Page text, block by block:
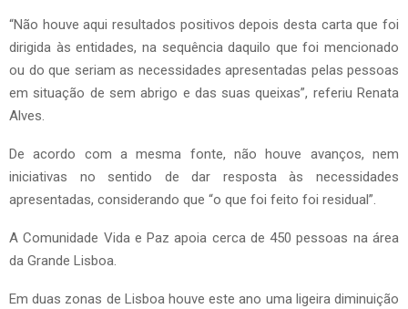
“Não houve aqui resultados positivos depois desta carta que foi
dirigida às entidades, na sequência daquilo que foi mencionado
ou do que seriam as necessidades apresentadas pelas pessoas
em situação de sem abrigo e das suas queixas”, referiu Renata
Alves.
De acordo com a mesma fonte, não houve avanços, nem
iniciativas no sentido de dar resposta às necessidades
apresentadas, considerando que “o que foi feito foi residual”.
A Comunidade Vida e Paz apoia cerca de 450 pessoas na área
da Grande Lisboa.
Em duas zonas de Lisboa houve este ano uma ligeira diminuição